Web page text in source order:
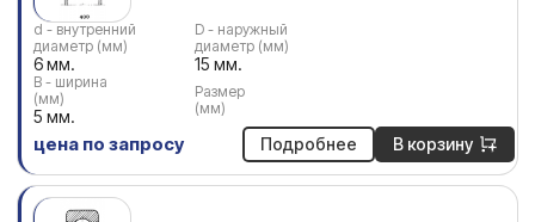
d - внутренний
диаметр (мм)
6 мм.
D - наружный
диаметр (мм)
15 мм.
В - ширина
(мм)
5 мм.
Размер
(мм)
цена по запросу Подробнее В корзину